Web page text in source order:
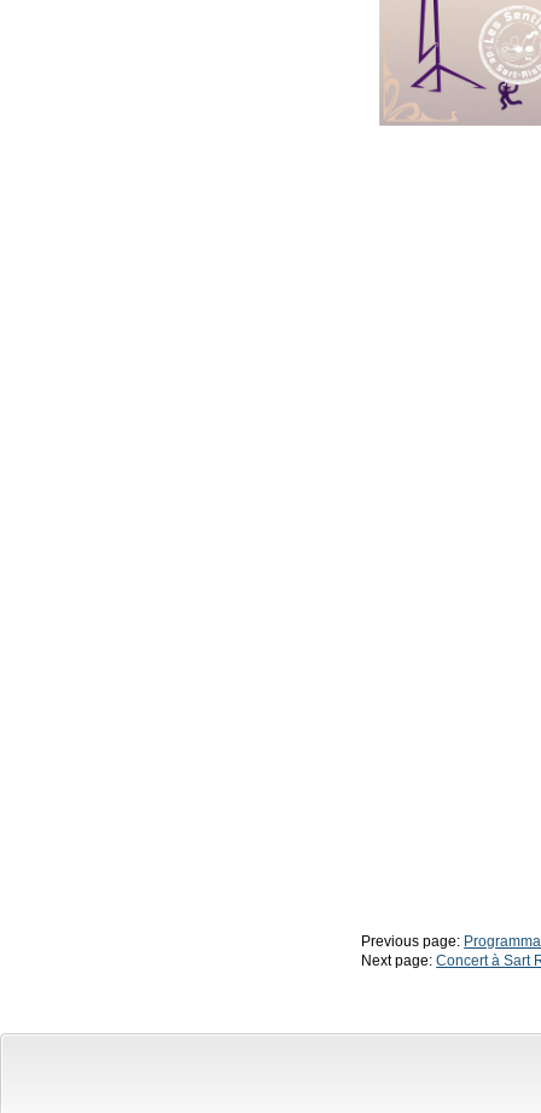
Previous page:
Next page:Concert à Sart